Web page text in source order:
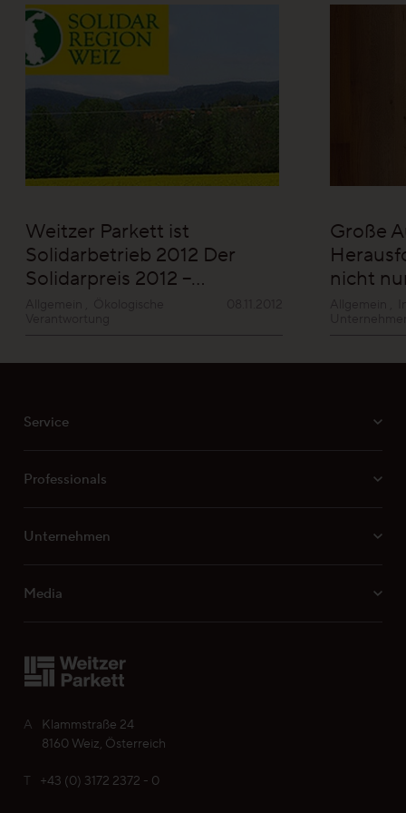
Ihre persönliche Wunschliste
Sprache wählen (
Weitzer Parkett ist
Solidarbetrieb 2012 Der
Solidarpreis 2012 –…
Große
nicht
A
Klammstraße 24
8160 Weiz, Österreich
T +43 (0) 3172 2372 - 0
Service
Professionals
Unternehmen
Media